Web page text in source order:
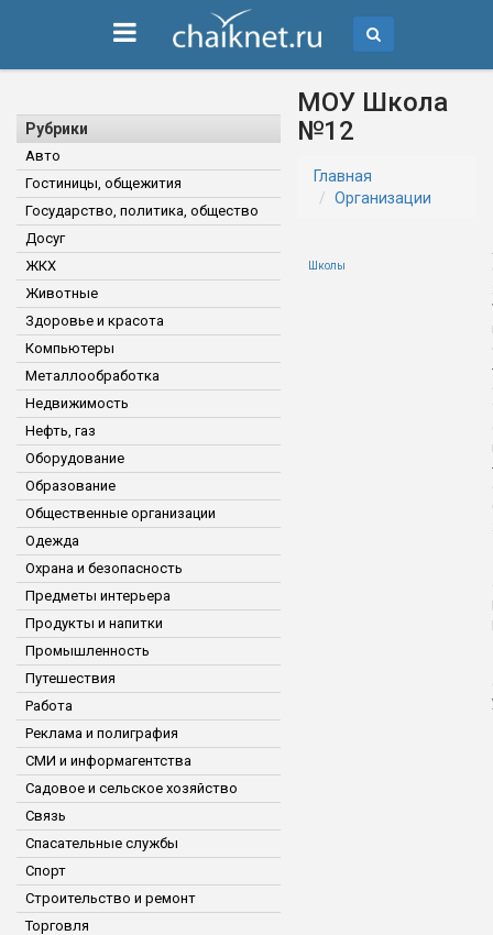
Рубрики
Авто
Гостиницы, общежития
Государство, политика, общество
Досуг
ЖКХ
Животные
Здоровье и красота
Компьютеры
Металлообработка
Недвижимость
Нефть, газ
Оборудование
Образование
Общественные организации
Одежда
Охрана и безопасность
Предметы интерьера
Продукты и напитки
Промышленность
Путешествия
Работа
Реклама и полиграфия
СМИ и информагентства
Садовое и сельское хозяйство
Связь
Спасательные службы
Спорт
Строительство и ремонт
Торговля
МОУ Школа
№12
Главная
Организации
Школы